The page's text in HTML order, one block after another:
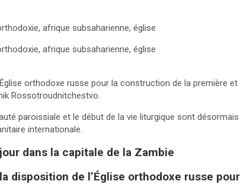
afrique subsaharienne, église
afrique subsaharienne, église
orthodoxe russe pour la construction de la première et
Rossotroudnitchestvo.
paroissiale et le début de la vie liturgique sont désormais
internationale.
dans la capitale de la Zambie
disposition de l’Église orthodoxe russe pour